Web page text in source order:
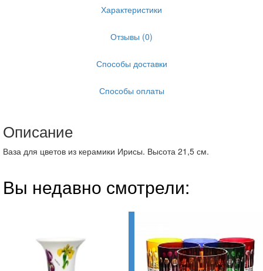
Характеристики
Отзывы (0)
Способы доставки
Способы оплаты
Описание
Ваза для цветов из керамики Ирисы. Высота 21,5 см.
Вы недавно смотрели: